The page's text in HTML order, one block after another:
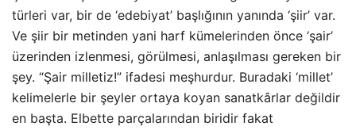
türleri var, bir de ‘edebiyat’ başlığının yanında ‘şiir’ var.
Ve şiir bir metinden yani harf kümelerinden önce ‘şair’
üzerinden izlenmesi, görülmesi, anlaşılması gereken bir
şey. “Şair milletiz!” ifadesi meşhurdur. Buradaki ‘millet’
kelimelerle bir şeyler ortaya koyan sanatkârlar değildir
en başta. Elbette parçalarından biridir fakat